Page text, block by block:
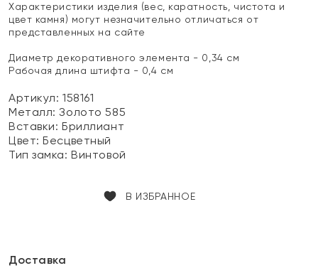
Характеристики изделия (вес, каратность, чистота и
цвет камня) могут незначительно отличаться от
представленных на сайте
Диаметр декоративного элемента - 0,34 см
Рабочая длина штифта - 0,4 см
Артикул: 158161
Металл:Золото 585
Вставки:Бриллиант
Цвет:Бесцветный
Тип замка:Винтовой
В ИЗБРАННОЕ
Доставка